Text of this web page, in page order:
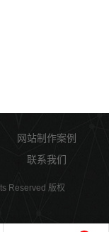
网站制作案例
联系我们
Reserved 版权